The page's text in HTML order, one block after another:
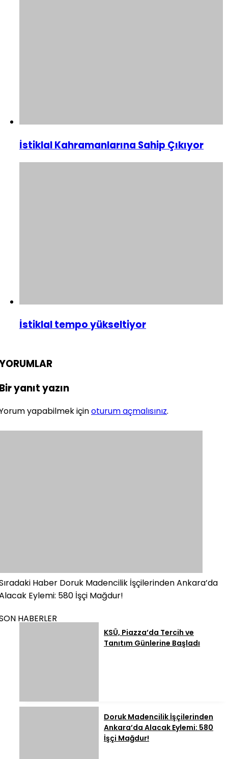
İstiklal Kahramanlarına Sahip Çıkıyor
İstiklal tempo yükseltiyor
yanıt yazın
yapabilmek içinoturum açmalısınız.
Haber Doruk Madencilik İşçilerinden Ankara’da
Eylemi: 580 İşçi Mağdur!
HABERLER
KSÜ, Piazza’da Tercih ve
Tanıtım Günlerine Başladı
Doruk Madencilik İşçilerinden
Ankara’da Alacak Eylemi: 580
İşçi Mağdur!